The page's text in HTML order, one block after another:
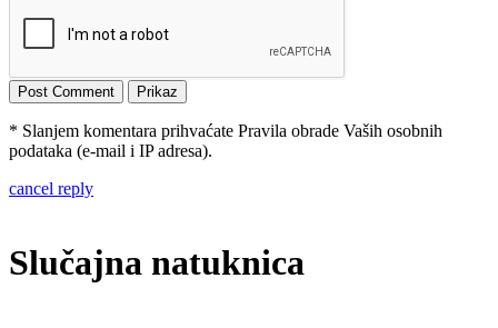
* Slanjem komentara prihvaćate Pravila obrade Vaših osobnih
podataka (e-mail i IP adresa).
cancel reply
Slučajna natuknica